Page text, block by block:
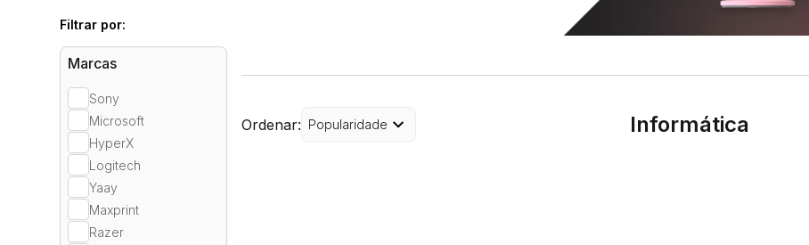
Filtrar por:
Marcas
Sony
Microsoft
HyperX
Logitech
Yaay
Maxprint
Razer
Ordenar: Popularidade Informática